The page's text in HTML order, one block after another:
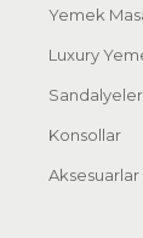
Yemek
Luxury
Sandalyeler
Konsollar
Aksesuarlar